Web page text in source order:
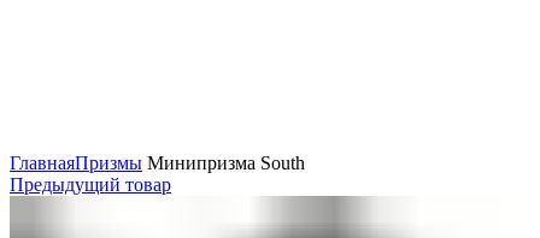
ГлавнаяПризмы Минипризма South
Предыдущий товар